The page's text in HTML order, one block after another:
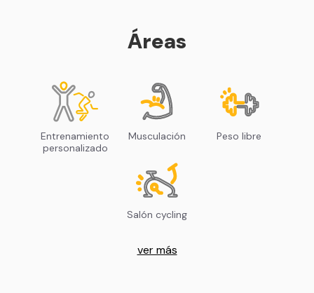
Áreas
Entrenamiento
personalizado
Musculación Peso libre
Salón cycling
ver más